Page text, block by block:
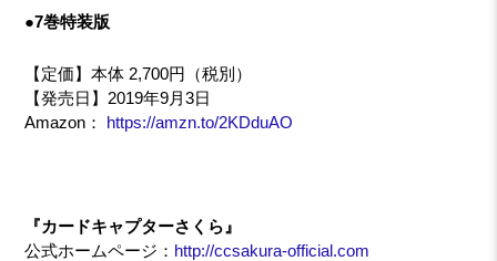
●7巻特装版
【定価】本体 2,700円（税別）
【発売日】2019年9月3日
Amazon： https://amzn.to/2KDduAO
『カードキャプターさくら』
公式ホームページ： http://ccsakura-official.com